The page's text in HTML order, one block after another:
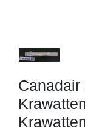
Canadair